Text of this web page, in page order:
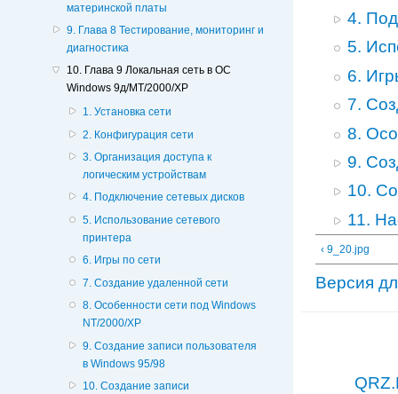
материнской платы
9. Глава 8 Тестирование, мониторинг и
диагностика
10. Глава 9 Локальная сеть в ОС
Windows 9д/МТ/2000/ХР
1. Установка сети
2. Конфигурация сети
3. Организация доступа к
логическим устройствам
4. Подключение сетевых дисков
5. Использование сетевого
принтера
6. Игры по сети
7. Создание удаленной сети
8. Особенности сети под Windows
NT/2000/XP
9. Создание записи пользователя
в Windows 95/98
10. Создание записи
4.
5.
6.
7.
8.
9.
10.
11.
‹ 9_20.jpg
Версия